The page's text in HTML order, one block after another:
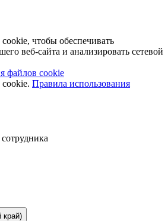
чтобы обеспечивать
веб-сайта и анализировать сетевой
файлов cookie
Правила использования
край)